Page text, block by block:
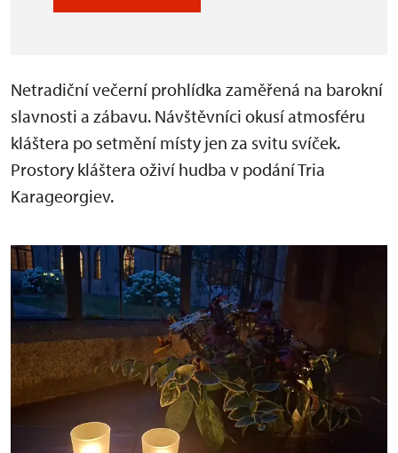
Netradiční večerní prohlídka zaměřená na barokní
slavnosti a zábavu. Návštěvníci okusí atmosféru
kláštera po setmění místy jen za svitu svíček.
Prostory kláštera oživí hudba v podání Tria
Karageorgiev.